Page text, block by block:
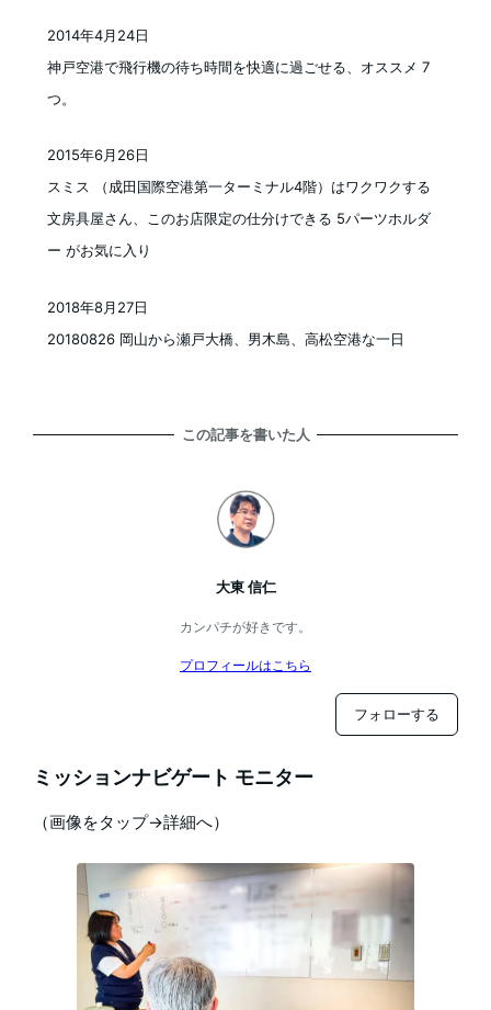
神戸空港で飛行機の待ち時間を快適に過ごせる、オススメ 7
つ。
投稿日
2014年4月24日
スミス （成田国際空港第一ターミナル4階）はワクワクする
文房具屋さん、このお店限定の仕分けできる 5パーツホルダ
ー がお気に入り
2015年6月26日
20180826 岡山から瀬戸大橋、男木島、高松空港な一日
2018年8月27日
この記事を書いた人
大東 信仁
カンパチが好きです。
プロフィールはこちら
フォローする
ミッションナビゲート モニター
（画像をタップ→詳細へ）